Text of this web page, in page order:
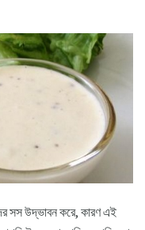
সস উদ্ভাবন করে, কারণ এই